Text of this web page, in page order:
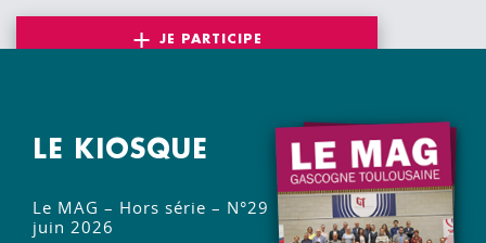
JE PARTICIPE
LE KIOSQUE
Le MAG – Hors série – N°29
juin 2026